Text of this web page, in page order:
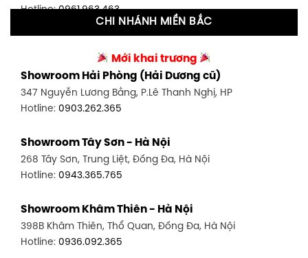
0986.71.8448
Showroom Thuận An - Bình Dương
66 đường DT743, An Phú, Thuận An, Bình Dương
Showroom Biên Hòa - Đồng Nai
452 Nguyễn Ái Quốc, Tân Tiến, TP. Biên Hòa, Đồng Nai
Hotline:0961.963.463
27-29 Nguyễn Sỹ Sách, Hưng Bình, TP Vinh, Nghệ An
Hotline:0943.960.966
Showroom Buôn Ma Thuột
Hotline:0934.02.18.18
CHI NHÁNH MIỀN BẮC
Mới khai trương
Showroom Hải Phòng (Hải Dương cũ)
347 Nguyễn Lương Bằng, P.Lê Thanh Nghị, HP
Hotline: 0903.262.365
Showroom Tây Sơn - Hà Nội
268 Tây Sơn, Trung Liệt, Đống Đa, Hà Nội
Hotline: 0943.365.765
Showroom Khâm Thiên - Hà Nội
398B Khâm Thiên, Thổ Quan, Đống Đa, Hà Nội
Hotline: 0936.092.365